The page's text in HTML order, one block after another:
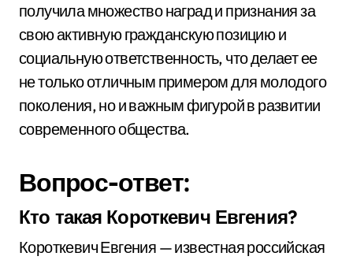
получила множество наград и признания за
свою активную гражданскую позицию и
социальную ответственность, что делает ее
не только отличным примером для молодого
поколения, но и важным фигурой в развитии
современного общества.
Вопрос-ответ:
Кто такая Короткевич Евгения?
Короткевич Евгения — известная российская